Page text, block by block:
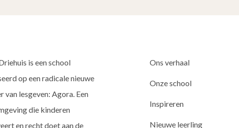
is een school
op een radicale nieuwe
van lesgeven: Agora. Een
die kinderen
en recht doet aan de
Ons verhaal
Onze school
Inspireren
Nieuwe leerling